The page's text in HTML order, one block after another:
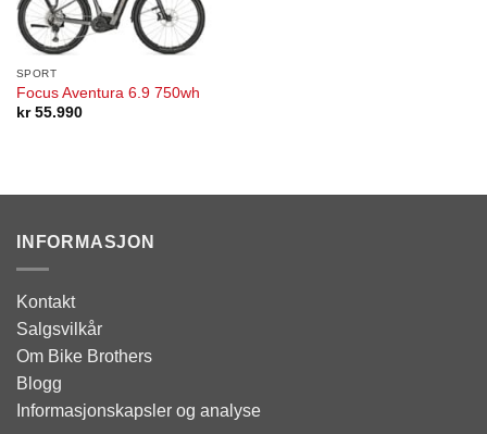
SPORT
Focus Aventura 6.9 750wh
kr55.990
INFORMASJON
Kontakt
Salgsvilkår
Om Bike Brothers
Blogg
Informasjonskapsler og analyse